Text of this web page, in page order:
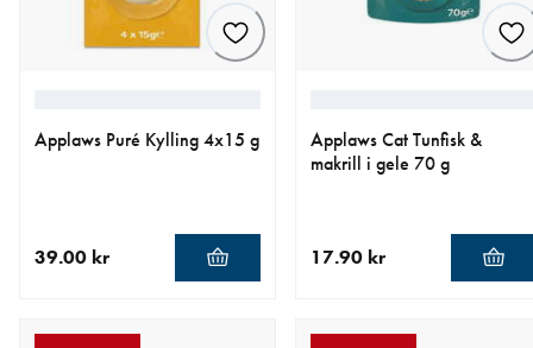
Applaws Puré Kylling 4x15 g
39.00 kr
Applaws Cat Tunfisk &
makrill i gele 70 g
17.90 kr